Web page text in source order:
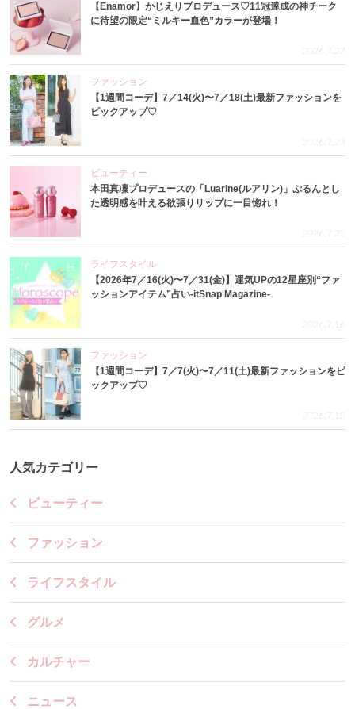
【Enamor】かじえりプロデュース♡11冠達成の神チーク
に待望の限定“ミルキー血色”カラーが登場！
2026.7.27
ファッション
【1週間コーデ】7／14(火)〜7／18(土)最新ファッションを
ピックアップ♡
2026.7.23
ビューティー
本田真凜プロデュースの「Luarine(ルアリン)」ぷるんとし
た透明感を叶える欲張りリップに一目惚れ！
2026.7.22
ライフスタイル
【2026年7／16(火)〜7／31(金)】運気UPの12星座別“ファ
ッションアイテム”占い-itSnap Magazine-
2026.7.16
ファッション
【1週間コーデ】7／7(火)〜7／11(土)最新ファッションをピ
ックアップ♡
2026.7.15
人気カテゴリー
ビューティー
ファッション
ライフスタイル
グルメ
カルチャー
ニュース